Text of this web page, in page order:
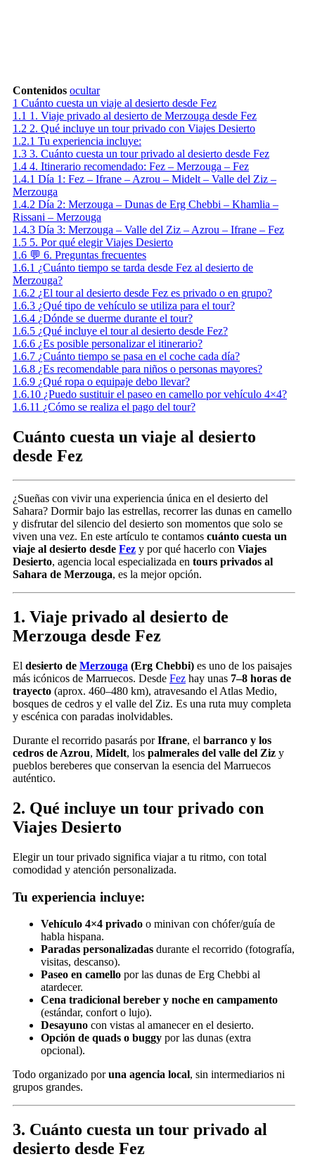
Contenidos ocultar
1 Cuánto cuesta un viaje al desierto desde Fez
1.1 1. Viaje privado al desierto de Merzouga desde Fez
1.2 2. Qué incluye un tour privado con Viajes Desierto
1.2.1 Tu experiencia incluye:
1.3 3. Cuánto cuesta un tour privado al desierto desde Fez
1.4 4. Itinerario recomendado: Fez – Merzouga – Fez
1.4.1 Día 1: Fez – Ifrane – Azrou – Midelt – Valle del Ziz –
Merzouga
1.4.2 Día 2: Merzouga – Dunas de Erg Chebbi – Khamlia –
Rissani – Merzouga
1.4.3 Día 3: Merzouga – Valle del Ziz – Azrou – Ifrane – Fez
1.5 5. Por qué elegir Viajes Desierto
1.6 💬 6. Preguntas frecuentes
1.6.1 ¿Cuánto tiempo se tarda desde Fez al desierto de
Merzouga?
1.6.2 ¿El tour al desierto desde Fez es privado o en grupo?
1.6.3 ¿Qué tipo de vehículo se utiliza para el tour?
1.6.4 ¿Dónde se duerme durante el tour?
1.6.5 ¿Qué incluye el tour al desierto desde Fez?
1.6.6 ¿Es posible personalizar el itinerario?
1.6.7 ¿Cuánto tiempo se pasa en el coche cada día?
1.6.8 ¿Es recomendable para niños o personas mayores?
1.6.9 ¿Qué ropa o equipaje debo llevar?
1.6.10 ¿Puedo sustituir el paseo en camello por vehículo 4×4?
1.6.11 ¿Cómo se realiza el pago del tour?
Cuánto cuesta un viaje al desierto
desde Fez
¿Sueñas con vivir una experiencia única en el desierto del
Sahara? Dormir bajo las estrellas, recorrer las dunas en camello
y disfrutar del silencio del desierto son momentos que solo se
viven una vez. En este artículo te contamos cuánto cuesta un
viaje al desierto desde Fez y por qué hacerlo con Viajes
Desierto, agencia local especializada en tours privados al
Sahara de Merzouga, es la mejor opción.
1. Viaje privado al desierto de
Merzouga desde Fez
El desierto de Merzouga (Erg Chebbi) es uno de los paisajes
más icónicos de Marruecos. Desde Fez hay unas 7–8 horas de
trayecto (aprox. 460–480 km), atravesando el Atlas Medio,
bosques de cedros y el valle del Ziz. Es una ruta muy completa
y escénica con paradas inolvidables.
Durante el recorrido pasarás porIfrane, el barranco y los
cedros de Azrou, Midelt, los palmerales del valle del Ziz y
pueblos bereberes que conservan la esencia del Marruecos
auténtico.
2. Qué incluye un tour privado con
Viajes Desierto
Elegir un tour privado significa viajar a tu ritmo, con total
comodidad y atención personalizada.
Tu experiencia incluye:
Vehículo 4×4 privado o minivan con chófer/guía de
habla hispana.
Paradas personalizadas durante el recorrido (fotografía,
visitas, descanso).
Paseo en camello por las dunas de Erg Chebbi al
atardecer.
Cena tradicional bereber y noche en campamento
(estándar, confort o lujo).
Desayuno con vistas al amanecer en el desierto.
Opción de quads o buggy por las dunas (extra
opcional).
Todo organizado poruna agencia local, sin intermediarios ni
grupos grandes.
3. Cuánto cuesta un tour privado al
desierto desde Fez